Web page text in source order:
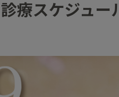
療スケジュー